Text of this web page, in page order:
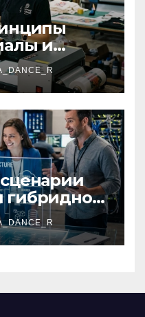
и
гибридной